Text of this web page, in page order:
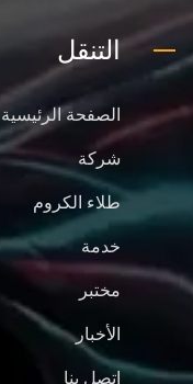
التنقل
الصفحة الرئيسية
شركة
طلاء الكروم
خدمة
مختبر
الأخبار
اتصل بنا